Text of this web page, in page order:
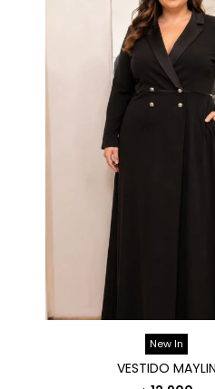
New In
VESTIDO MAYLIN